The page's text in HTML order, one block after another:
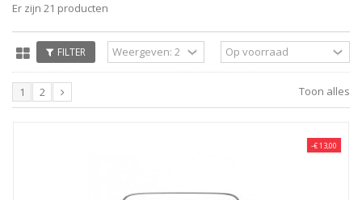
Er zijn 21 producten
FILTER
Toon alles
1 2
-€ 13,00